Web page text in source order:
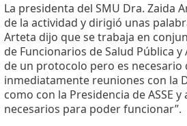
La presidenta del SMU Dra. Zaida
de la actividad y dirigió unas
Arteta dijo que se trabaja en
de Funcionarios de Salud Pública y
de un protocolo pero es necesario
inmediatamente reuniones con la
como con la Presidencia de ASSE
necesarios para poder funcionar”.